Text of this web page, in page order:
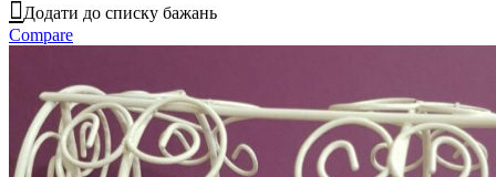
Додати до списку бажань
Compare